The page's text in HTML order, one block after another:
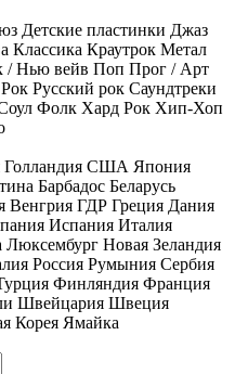
Детские пластинки Джаз
Классика Краутрок Метал
/ Нью вейв Поп Прог / Арт
Рок Русский рок Саундтреки
Фолк Хард Рок Хип-Хоп
Голландия США Япония
Барбадос Беларусь
Венгрия ГДР Греция Дания
Испания Италия
Люксембург Новая Зеландия
Россия Румыния Сербия
Финляндия Франция
Швейцария Швеция
Корея Ямайка